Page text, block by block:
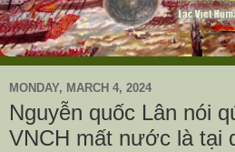
MONDAY, MARCH 4, 2024
Nguyễn quốc Lân nói
VNCH mất nước là tại